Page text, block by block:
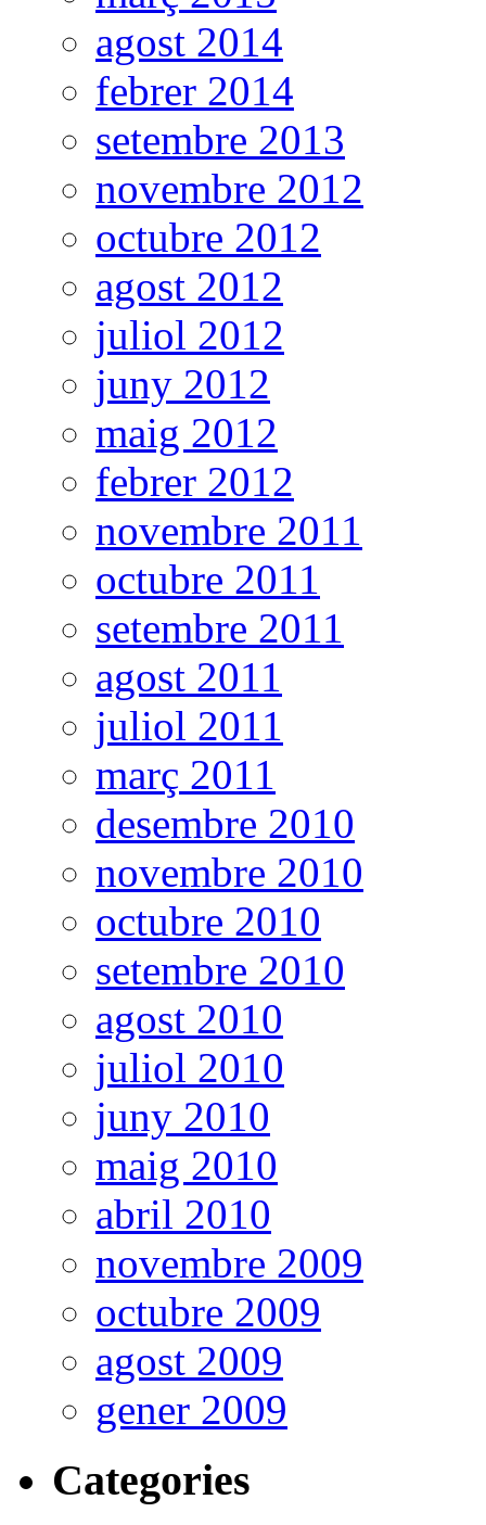
agost 2014
febrer 2014
setembre 2013
novembre 2012
octubre 2012
agost 2012
juliol 2012
juny 2012
maig 2012
febrer 2012
novembre 2011
octubre 2011
setembre 2011
agost 2011
juliol 2011
març 2011
desembre 2010
novembre 2010
octubre 2010
setembre 2010
agost 2010
juliol 2010
juny 2010
maig 2010
abril 2010
novembre 2009
octubre 2009
agost 2009
gener 2009
Categories